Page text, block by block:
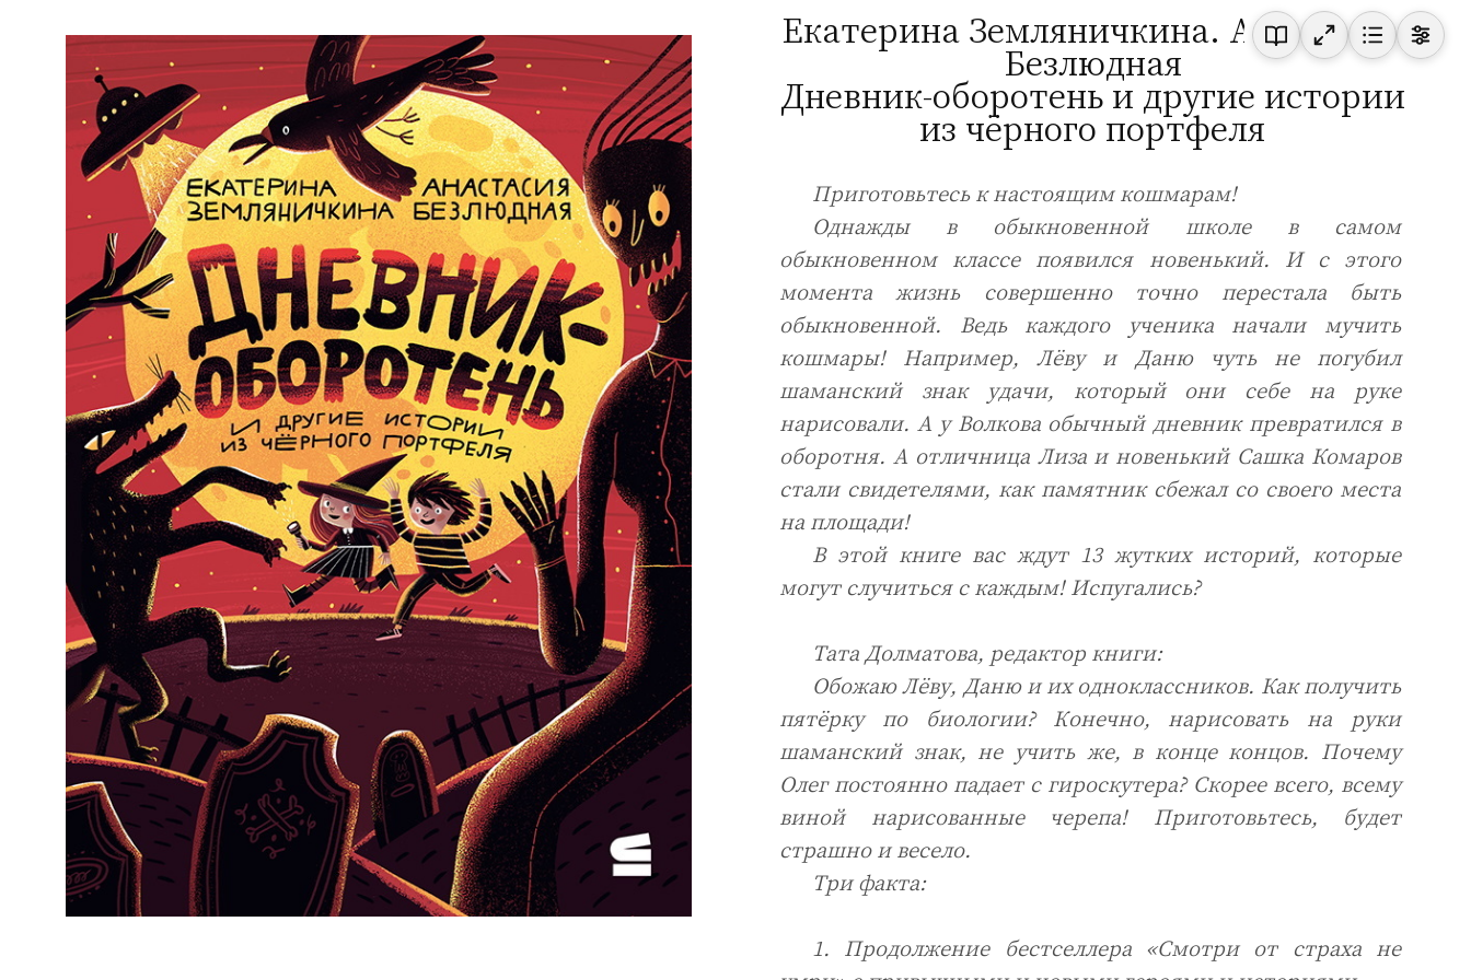
Екатерина Земляничкина. Анастасия
Безлюдная
Дневник-оборотень и другие истории
из чёрного портфеля
Приготовьтесь к настоящим кошмарам!
Однажды в обыкновенной школе в самом
обыкновенном классе появился новенький. И с этого
момента жизнь совершенно точно перестала быть
обыкновенной. Ведь каждого ученика начали мучить
кошмары! Например, Лёву и Даню чуть не погубил
шаманский знак удачи, который они себе на руке
нарисовали. А у Волкова обычный дневник превратился в
оборотня. А отличница Лиза и новенький Сашка Комаров
стали свидетелями, как памятник сбежал со своего места
на площади!
В этой книге вас ждут 13 жутких историй, которые
могут случиться с каждым! Испугались?
Тата Долматова, редактор книги:
Обожаю Лёву, Даню и их одноклассников. Как получить
пятёрку по биологии? Конечно, нарисовать на руки
шаманский знак, не учить же, в конце концов. Почему
Олег постоянно падает с гироскутера? Скорее всего, всему
виной нарисованные черепа! Приготовьтесь, будет
страшно и весело.
Три факта:
1. Продолжение бестселлера «Смотри от страха не